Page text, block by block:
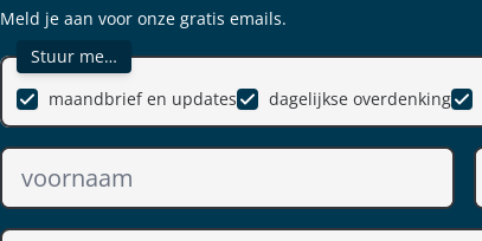
Meld je aan voor onze gratis emails.
Stuur me…
maandbrief en updates
dagelijkse overdenking